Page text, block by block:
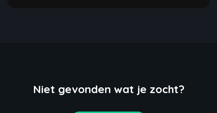
Niet gevonden wat je zocht?